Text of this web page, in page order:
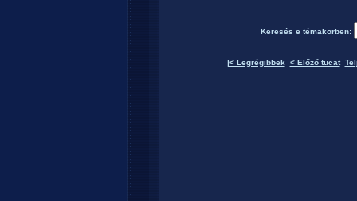
Keresés e témakörben:
|< Legrégibbek < Előző tucat